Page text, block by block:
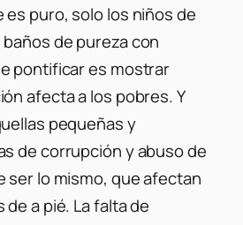
es puro, solo los niños de
de pureza con
pontificar es mostrar
afecta a los pobres. Y
pequeñas y
de corrupción y abuso de
ser lo mismo, que afectan
a pié. La falta de